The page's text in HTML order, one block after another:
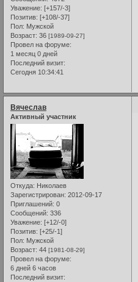
Уважение: [+157/-3]
Позитив: [+108/-37]
Пол: Мужской
Возраст: 36 [1989-09-27]
Провел на форуме:
1 месяц 0 дней
Последний визит:
Сегодня 10:34:41
Вячеслав
Активный участник
Откуда: Николаев
Зарегистрирован: 2012-09-17
Приглашений: 0
Сообщений: 336
Уважение: [+12/-0]
Позитив: [+25/-1]
Пол: Мужской
Возраст: 44 [1981-08-29]
Провел на форуме:
6 дней 6 часов
Последний визит: